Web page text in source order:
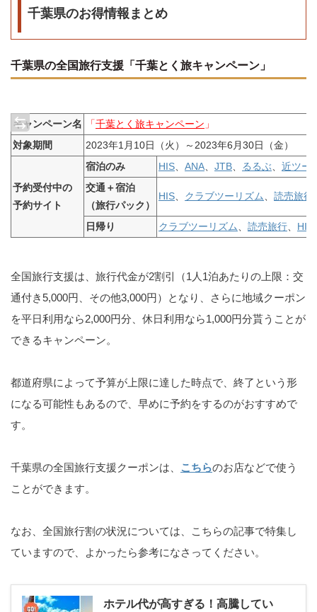
千葉県のお得情報まとめ
千葉県の全国旅行支援「千葉とく旅キャンペーン」
キャンペーン名 「 千葉とく旅キャンペーン 」
対象期間
2023年1月10日（火）～2023年6月30日（金）
予約受付中の
予約サイト
宿泊のみ HIS ANA JTB るるぶ 近ツー
交通＋宿泊
（旅行パック）
HIS クラブツーリズム 読売旅行
日帰り クラブツーリズム 読売旅行 HIS
全国旅行支援は、旅行代金が2割引（1 人 1泊あたりの上限：交
通付き5,000円、その他3,000円）となり、さらに地域クーポン
を平日利用なら2,000円分、休日利用なら1,000円分貰うことが
できるキャンペーン。
都道府県によって予算が上限に達した時点で、終了という形
になる可能性もあるので、早めに予約をするのがおすすめで
す。
千葉県の全国旅行支援クーポンは、 こちらのお店などで使う
ことができます。
なお、全国旅行割の状況については、こちらの記事で特集し
ていますので、よかったら参考になさってください。
ホテル代が高すぎる！高騰してい